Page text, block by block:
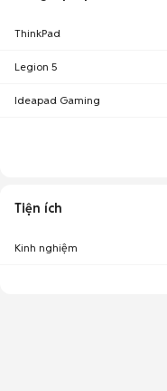
ThinkPad
Legion 5
Ideapad Gaming
Tiện ích
Kinh nghiệm